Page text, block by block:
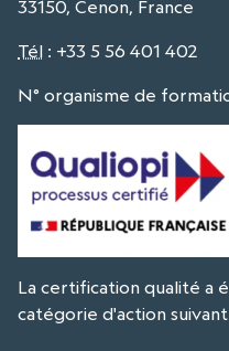
33150, Cenon, France
Tél : +33 5 56 401 402
N° organisme de
La certification qualité a
catégorie d'action